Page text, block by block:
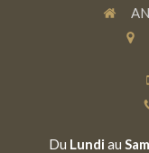
Du Lundi au